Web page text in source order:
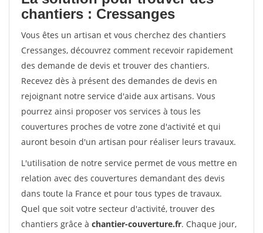
chantiers : Cressanges
Vous êtes un artisan et vous cherchez des chantiers
Cressanges, découvrez comment recevoir rapidement
des demande de devis et trouver des chantiers.
Recevez dès à présent des demandes de devis en
rejoignant notre service d'aide aux artisans. Vous
pourrez ainsi proposer vos services à tous les
couvertures proches de votre zone d'activité et qui
auront besoin d'un artisan pour réaliser leurs travaux.
L'utilisation de notre service permet de vous mettre en
relation avec des couvertures demandant des devis
dans toute la France et pour tous types de travaux.
Quel que soit votre secteur d'activité, trouver des
chantiers grâce à chantier-couverture.fr. Chaque jour,